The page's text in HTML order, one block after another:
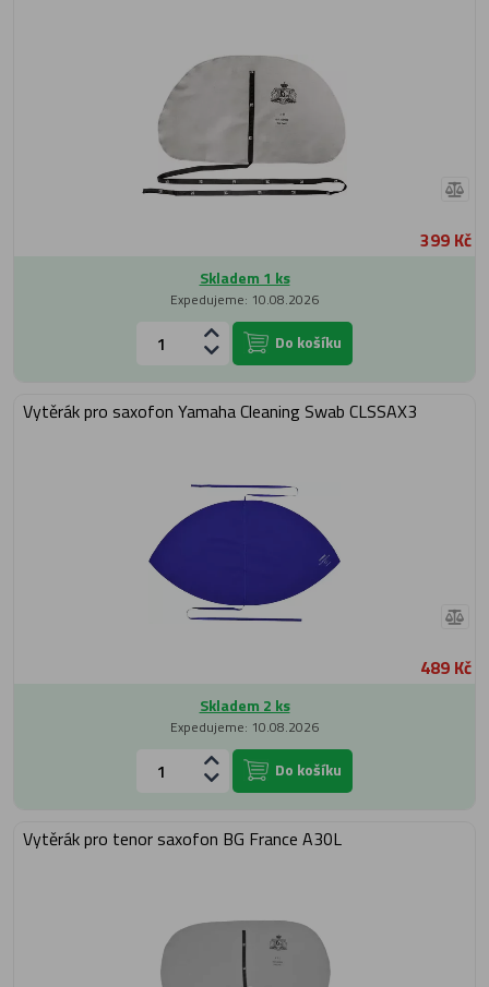
399 Kč
Skladem 1 ks
Expedujeme: 10.08.2026
Do košíku
Vytěrák pro saxofon Yamaha Cleaning Swab CLSSAX3
489 Kč
Skladem 2 ks
Expedujeme: 10.08.2026
Do košíku
Vytěrák pro tenor saxofon BG France A30L